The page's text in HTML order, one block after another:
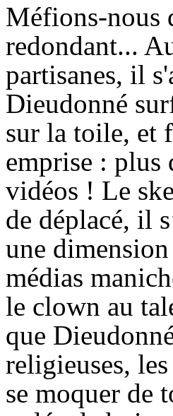
Méfions-nous
redondant...
partisanes, il
Dieudonné
sur la toile, et
emprise : plus
vidéos ! Le
de déplacé, il
une
médias
le clown au
que
religieuses,
se moquer de